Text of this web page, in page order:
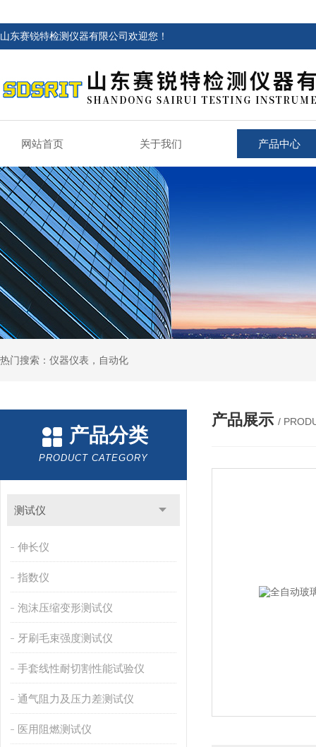
山东赛锐特检测仪器有限公司欢迎您！
网站首页 关于我们 产品中心
热门搜索：仪器仪表，自动化
产品分类
PRODUCT CATEGORY
测试仪
伸长仪
指数仪
泡沫压缩变形测试仪
牙刷毛束强度测试仪
手套线性耐切割性能试验仪
通气阻力及压力差测试仪
医用阻燃测试仪
产品展示 /